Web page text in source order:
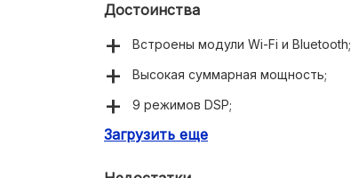
Достоинства
Встроены модули Wi-Fi и Bluetooth;
Высокая суммарная мощность;
9 режимов DSP;
Большое число декодеров;
Загрузить еще